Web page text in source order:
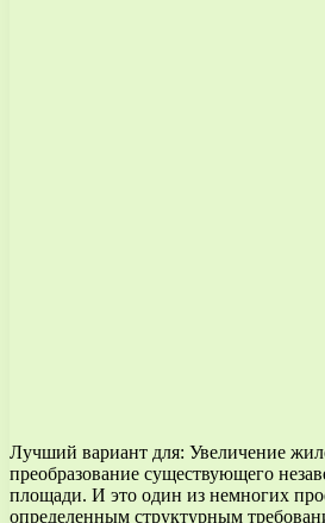
Лучший вариант для: Увеличение
преобразование существующего
площади. И это один из немногих
определенным структурным